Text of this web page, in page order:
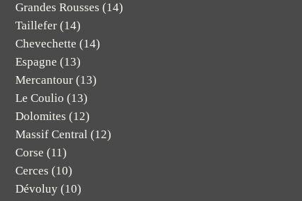
Grandes Rousses (14)
Taillefer (14)
Chevechette (14)
Espagne (13)
Mercantour (13)
Le Coulio (13)
Dolomites (12)
Massif Central (12)
Corse (11)
Cerces (10)
Dévoluy (10)